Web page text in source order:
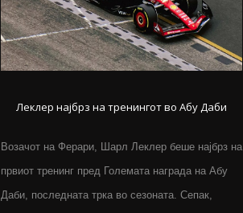
Леклер најбрз на тренингот во Абу Даби
Возачот на Ферари, Шарл Леклер беше најбрз на
првиот тренинг пред Големата награда на Абу
Даби, последната трка во сезоната. Сепак,